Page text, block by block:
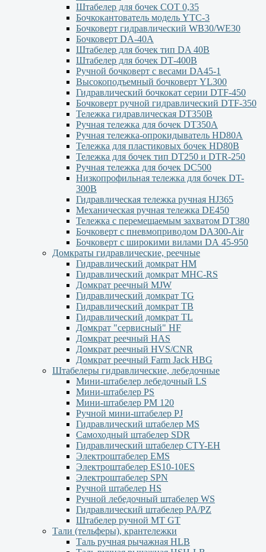
Штабелер для бочек СОТ 0,35
Бочкокантователь модель YTC-3
Бочковерт гидравлический WB30/WE30
Бочковерт DA-40A
Штабелер для бочек тип DA 40В
Штабелер для бочек DТ-400В
Ручной бочковерт с весами DА45-1
Высокоподъемный бочковерт YL300
Гидравлический бочкокат серии DTF-450
Бочковерт ручной гидравлический DTF-350
Тележка гидравлическая DT350B
Ручная тележка для бочек DT350A
Ручная тележка-опрокидыватель HD80A
Тележка для пластиковых бочек HD80B
Тележка для бочек тип DT250 и DTR-250
Ручная тележка для бочек DC500
Низкопрофильная тележка для бочек DT-
300В
Гидравлическая тележка ручная HJ365
Механическая ручная тележка DE450
Тележка с перемещаемым захватом DT380
Бочковерт с пневмоприводом DA300-Air
Бочковерт с широкими вилами DА 45-950
Домкраты гидравлические, реечные
Гидравлический домкрат НМ
Гидравлический домкрат MHC-RS
Домкрат реечный MJW
Гидравлический домкрат TG
Гидравлический домкрат ТВ
Гидравлический домкрат TL
Домкрат "сервисный" НF
Домкрат реечный HAS
Домкрат реечный HVS/CNR
Домкрат реечный Farm Jack HBG
Штабелеры гидравлические, лебедочные
Мини-штабелер лебедочный LS
Мини-штабелер PS
Мини-штабелер РМ 120
Ручной мини-штабелер PJ
Гидравлический штабелер MS
Самоходный штабелер SDR
Гидравлический штабелер CTY-EH
Электроштабелер EMS
Электроштабелер ES10-10ES
Электроштабелер SPN
Ручной штабелер HS
Ручной лебедочный штабелер WS
Гидравлический штабелер PA/PZ
Штабелер ручной MT GT
Тали (тельферы), крантележки
Таль ручная рычажная HLB